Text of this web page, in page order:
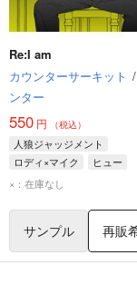
Re:I am
カウンターサーキット /
ンター
550 円 （税込）
人狼ジャッジメント
ロディ×マイク
ヒュー
ロディ
マイク
×：在庫なし
サンプル 再販